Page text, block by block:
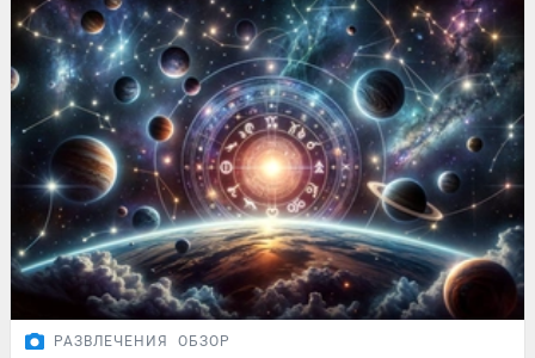
РАЗВЛЕЧЕНИЯ ОБЗОР